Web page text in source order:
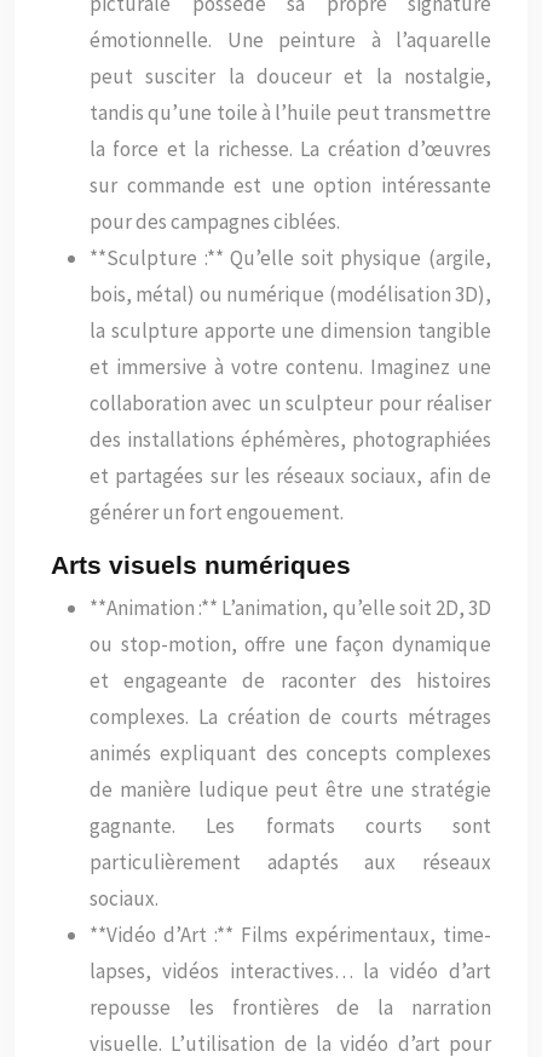
émotionnelle. Une peinture à l’aquarelle
peut susciter la douceur et la nostalgie,
tandis qu’une toile à l’huile peut transmettre
la force et la richesse. La création d’œuvres
sur commande est une option intéressante
pour des campagnes ciblées.
**Sculpture :** Qu’elle soit physique (argile,
bois, métal) ou numérique (modélisation 3D),
la sculpture apporte une dimension tangible
et immersive à votre contenu. Imaginez une
collaboration avec un sculpteur pour réaliser
des installations éphémères, photographiées
et partagées sur les réseaux sociaux, afin de
générer un fort engouement.
Arts visuels numériques
**Animation :** L’animation, qu’elle soit 2D, 3D
ou stop-motion, offre une façon dynamique
et engageante de raconter des histoires
complexes. La création de courts métrages
animés expliquant des concepts complexes
de manière ludique peut être une stratégie
gagnante. Les formats courts sont
particulièrement adaptés aux réseaux
sociaux.
**Vidéo d’Art :** Films expérimentaux, time-
lapses, vidéos interactives… la vidéo d’art
repousse les frontières de la narration
visuelle. L’utilisation de la vidéo d’art pour